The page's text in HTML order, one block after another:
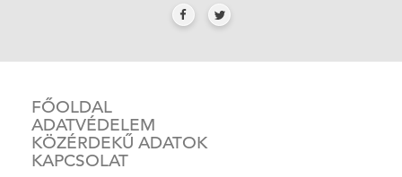
FŐOLDAL
ADATVÉDELEM
KÖZÉRDEKŰ ADATOK
KAPCSOLAT